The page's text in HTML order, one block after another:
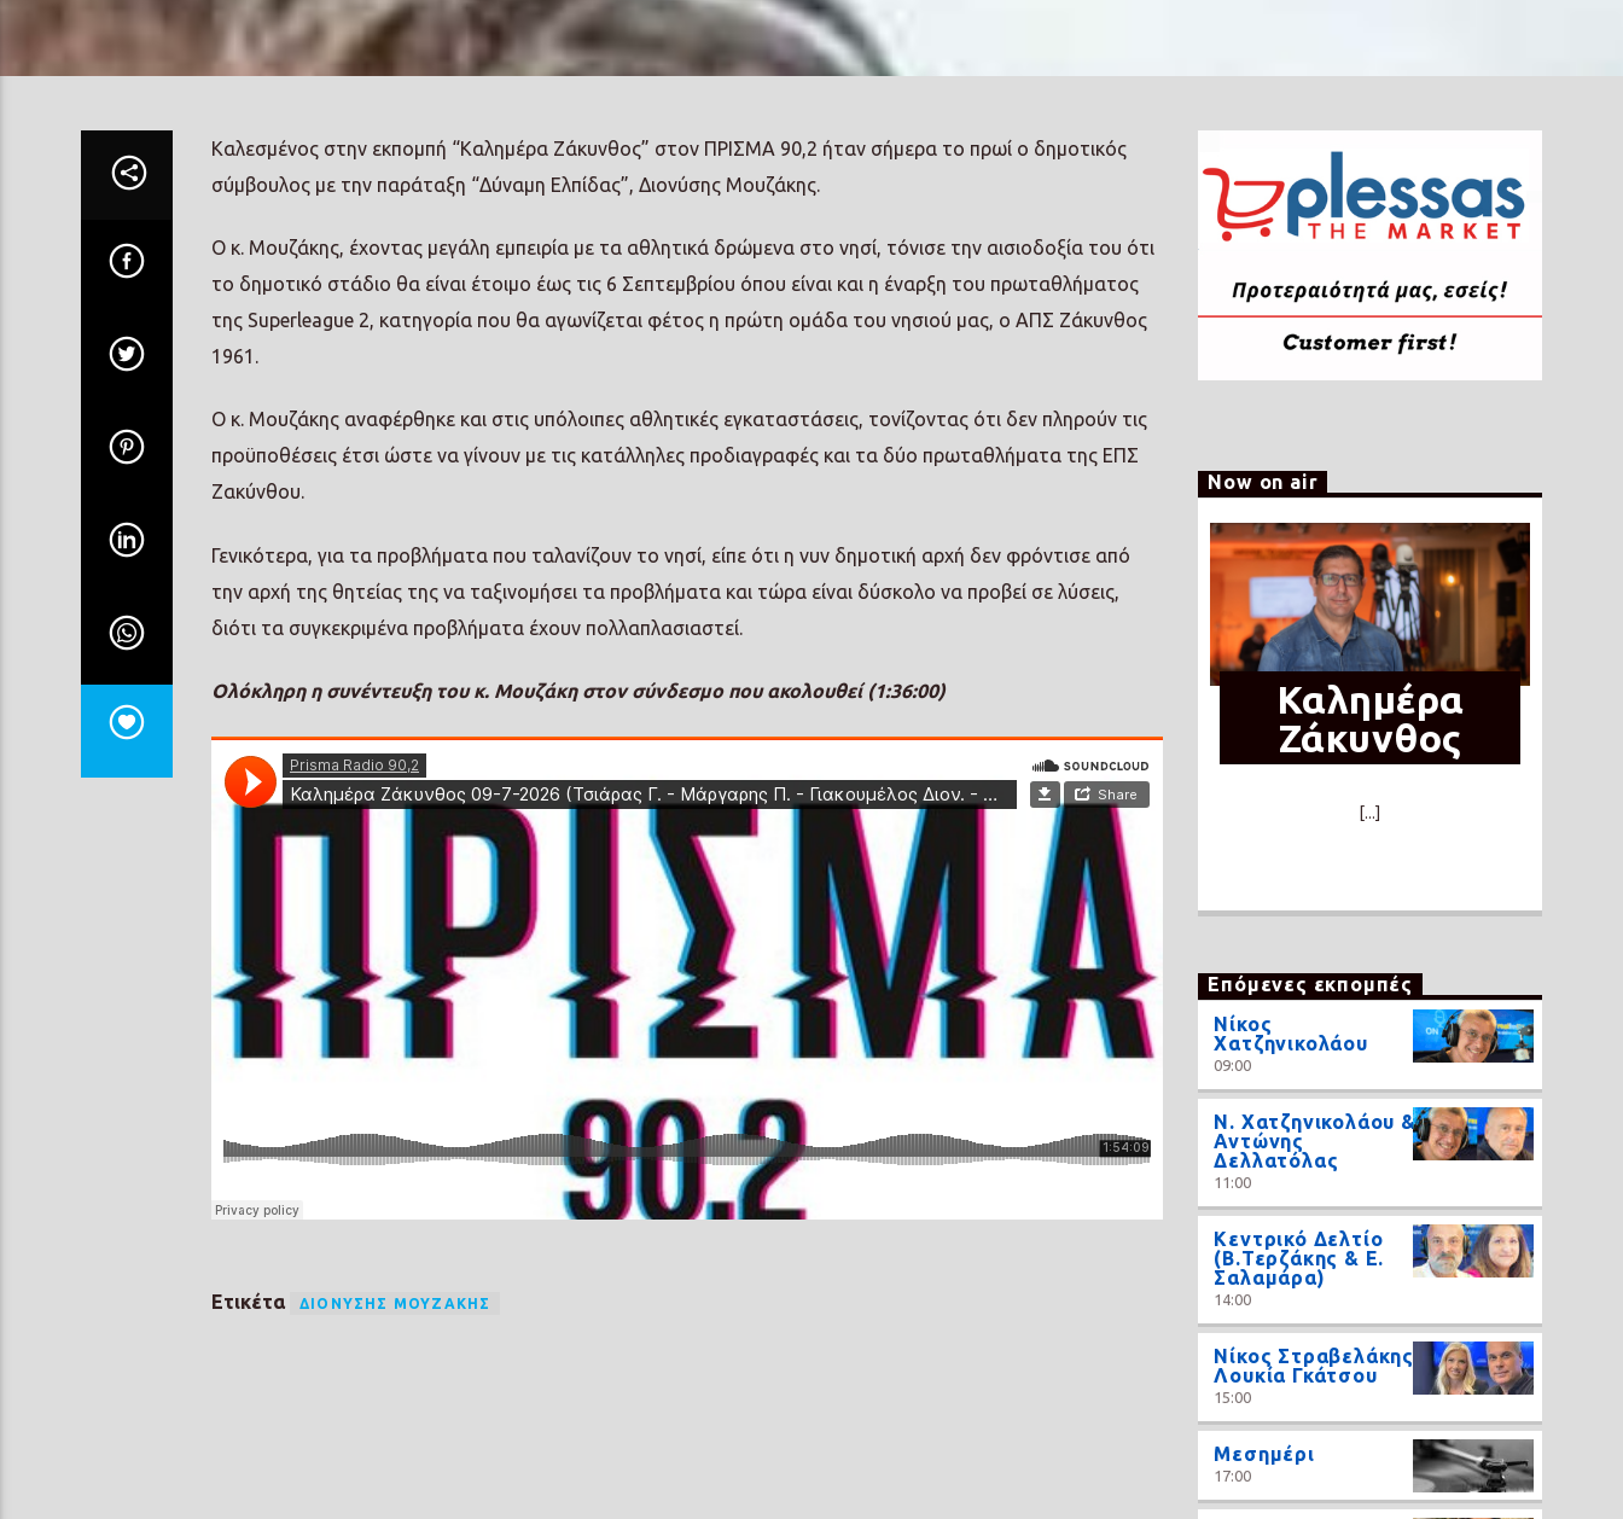
Καλεσμένος στην εκπομπή “Καλημέρα Ζάκυνθος” στον ΠΡΙΣΜΑ 90,2 ήταν σήμερα το πρωί ο δημοτικός
σύμβουλος με την παράταξη “Δύναμη Ελπίδας”, Διονύσης Μουζάκης.
Ο κ. Μουζάκης, έχοντας μεγάλη εμπειρία με τα αθλητικά δρώμενα στο νησί, τόνισε την αισιοδοξία του ότι
το δημοτικό στάδιο θα είναι έτοιμο έως τις 6 Σεπτεμβρίου όπου είναι και η έναρξη του πρωταθλήματος
της Superleague 2, κατηγορία που θα αγωνίζεται φέτος η πρώτη ομάδα του νησιού μας, ο ΑΠΣ Ζάκυνθος
1961.
Ο κ. Μουζάκης αναφέρθηκε και στις υπόλοιπες αθλητικές εγκαταστάσεις, τονίζοντας ότι δεν πληρούν τις
προϋποθέσεις έτσι ώστε να γίνουν με τις κατάλληλες προδιαγραφές και τα δύο πρωταθλήματα της ΕΠΣ
Ζακύνθου.
Γενικότερα, για τα προβλήματα που ταλανίζουν το νησί, είπε ότι η νυν δημοτική αρχή δεν φρόντισε από
την αρχή της θητείας της να ταξινομήσει τα προβλήματα και τώρα είναι δύσκολο να προβεί σε λύσεις,
διότι τα συγκεκριμένα προβλήματα έχουν πολλαπλασιαστεί.
Ολόκληρη η συνέντευξη του κ. Μουζάκη στον σύνδεσμο που ακολουθεί (1:36:00)
Ετικέτα ΔΙΟΝΎΣΗΣ ΜΟΥΖΆΚΗΣ
Now on air
Καλημέρα
Ζάκυνθος
[...]
Επόμενες εκπομπές
Νίκος
Χατζηνικολάου
09:00
N. Χατζηνικολάου &
Αντώνης
Δελλατόλας
11:00
Κεντρικό Δελτίο
(Β.Τερζάκης & Ε.
Σαλαμάρα)
14:00
Νίκος Στραβελάκης,
Λουκία Γκάτσου
15:00
Μεσημέρι
17:00